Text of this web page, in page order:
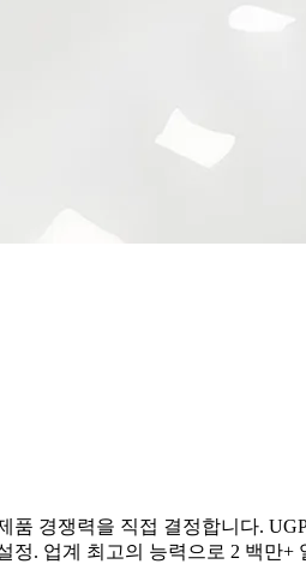
경쟁력을 직접 결정합니다.
. 업계 최고의 능력으로 2 백만+